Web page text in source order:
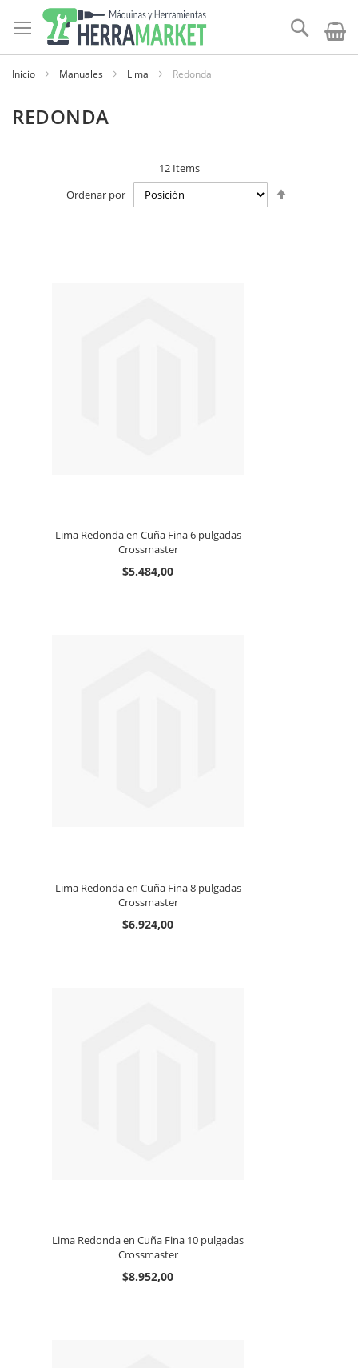
al
contenido
Buscar
Inicio Manuales Lima Redonda
REDONDA
12Items
Ordenar por
Lima Redonda en Cuña Fina 6 pulgadas
Crossmaster
$5.484,00
Lima Redonda en Cuña Fina 8 pulgadas
Crossmaster
$6.924,00
Lima Redonda en Cuña Fina 10 pulgadas
Crossmaster
$8.952,00